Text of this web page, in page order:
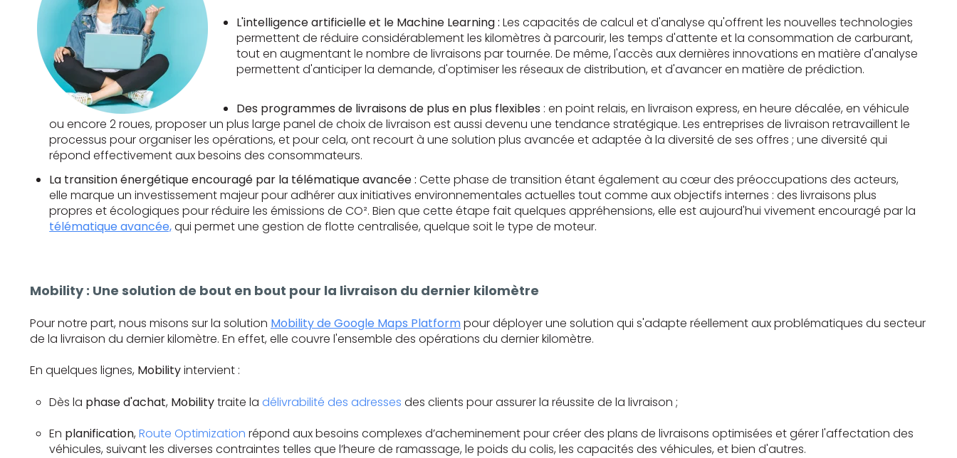
L'intelligence artificielle et le Machine Learning : Les capacités de calcul et d'analyse qu'offrent les nouvelles technologies
permettent de réduire considérablement les kilomètres à parcourir, les temps d'attente et la consommation de carburant,
tout en augmentant le nombre de livraisons par tournée. De même, l'accès aux dernières innovations en matière d'analyse
permettent d'anticiper la demande, d'optimiser les réseaux de distribution, et d'avancer en matière de prédiction.
Des programmes de livraisons de plus en plus flexibles : en point relais, en livraison express, en heure décalée, en véhicule
ou encore 2 roues, proposer un plus large panel de choix de livraison est aussi devenu une tendance stratégique. Les entreprises de livraison retravaillent le
processus pour organiser les opérations, et pour cela, ont recourt à une solution plus avancée et adaptée à la diversité de ses offres ; une diversité qui
répond effectivement aux besoins des consommateurs.
La transition énergétique encouragé par la télématique avancée : Cette phase de transition étant également au cœur des préoccupations des acteurs,
elle marque un investissement majeur pour adhérer aux initiatives environnementales actuelles tout comme aux objectifs internes : des livraisons plus
propres et écologiques pour réduire les émissions de CO². Bien que cette étape fait quelques appréhensions, elle est aujourd'hui vivement encouragé par la
télématique avancée,qui permet une gestion de flotte centralisée, quelque soit le type de moteur.
Mobility : Une solution de bout en bout pour la livraison du dernier kilomètre
Pour notre part, nous misons sur la solution Mobility de Google Maps Platformpour déployer une solution qui s'adapte réellement aux problématiques du secteur
de la livraison du dernier kilomètre. En effet, elle couvre l'ensemble des opérations du dernier kilomètre.
En quelques lignes, Mobilityintervient :
Dès la phase d'achat, Mobilitytraite ladélivrabilité des adresses des clients pour assurer la réussite de la livraison ;
En planification,Route Optimization répond aux besoins complexes d’acheminement pour créer des plans de livraisons optimisées et gérer l'affectation des
véhicules, suivant les diverses contraintes telles que l’heure de ramassage, le poids du colis, les capacités des véhicules, et bien d'autres.